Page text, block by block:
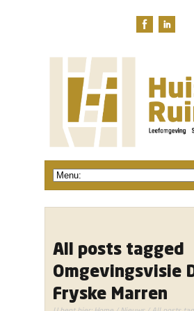
All posts tagged
Omgevingsvisie
Fryske Marren